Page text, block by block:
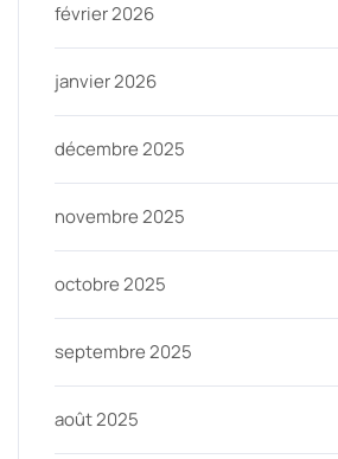
février 2026
janvier 2026
décembre 2025
novembre 2025
octobre 2025
septembre 2025
août 2025